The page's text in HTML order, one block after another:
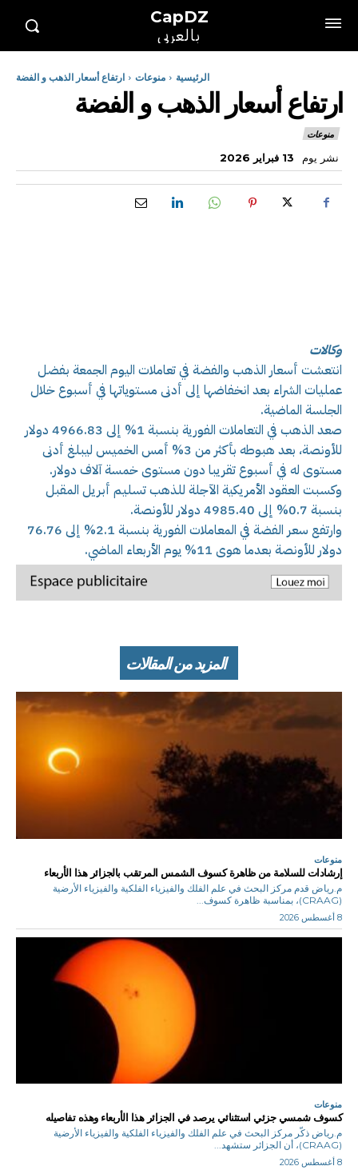
CapDZ
بالعربي
الرئيسية منوعات ارتفاع أسعار الذهب و الفضة
ارتفاع أسعار الذهب و الفضة
منوعات
نشر يوم 13 فبراير 2026
وكالات
انتعشت أسعار الذهب والفضة في تعاملات اليوم الجمعة بفضل
عمليات الشراء بعد انخفاضها إلى أدنى مستوياتها في أسبوع خلال
الجلسة الماضية.
صعد الذهب في التعاملات الفورية بنسبة 1% إلى 4966.83 دولار
للأونصة، بعد هبوطه بأكثر من 3% أمس الخميس ليبلغ أدنى
مستوى له في أسبوع تقريبا دون مستوى خمسة آلاف دولار.
وكسبت العقود الأمريكية الآجلة للذهب تسليم أبريل المقبل
بنسبة 0.7% إلى 4985.40 دولار للأونصة.
وارتفع سعر الفضة في المعاملات الفورية بنسبة 2.1% إلى 76.76
دولار للأونصة بعدما هوى 11% يوم الأربعاء الماضي.
المزيد من المقالات
منوعات
إرشادات للسلامة من ظاهرة كسوف الشمس المرتقب بالجزائر هذا الأربعاء
م.رياض قدم مركز البحث في علم الفلك والفيزياء الفلكية والفيزياء الأرضية
(CRAAG)، بمناسبة ظاهرة كسوف...
8 أغسطس 2026
منوعات
كسوف شمسي جزئي استثنائي يرصد في الجزائر هذا الأربعاء وهذه تفاصيله
م.رياض ذكّر مركز البحث في علم الفلك والفيزياء الفلكية والفيزياء الأرضية
(CRAAG)، أن الجزائر ستشهد...
8 أغسطس 2026